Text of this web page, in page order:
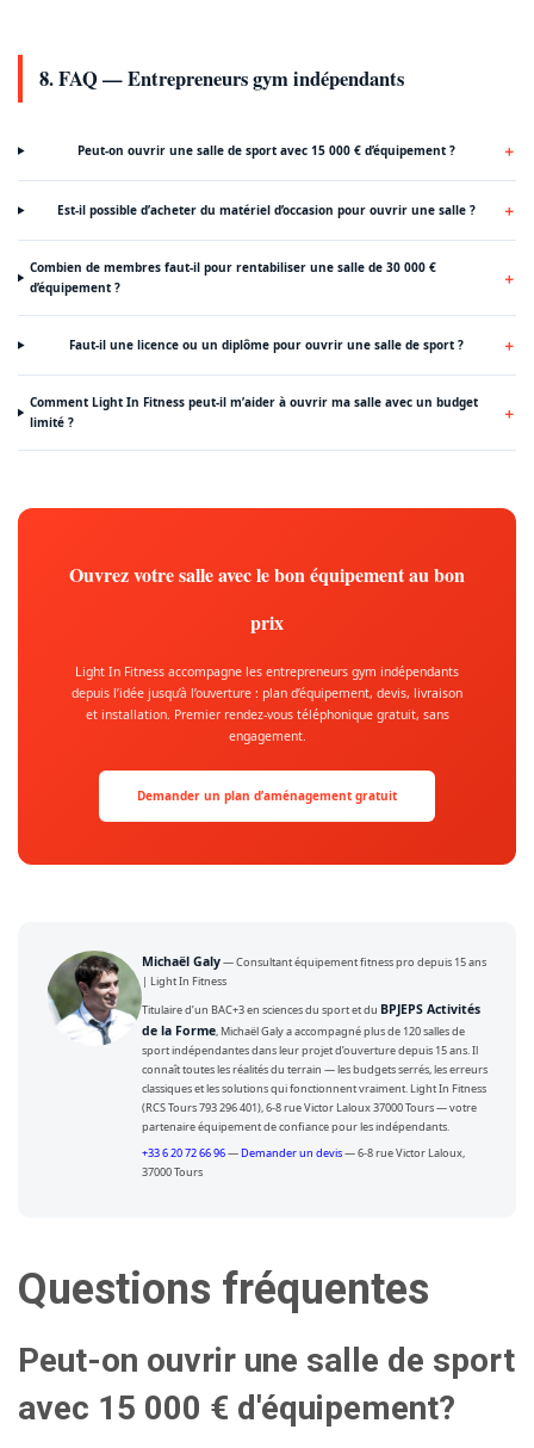
8. FAQ — Entrepreneurs gym indépendants
Peut-on ouvrir une salle de sport avec 15 000 € d’équipement ?
Est-il possible d’acheter du matériel d’occasion pour ouvrir une salle ?
Combien de membres faut-il pour rentabiliser une salle de 30 000 €
d’équipement ?
Faut-il une licence ou un diplôme pour ouvrir une salle de sport ?
Comment Light In Fitness peut-il m’aider à ouvrir ma salle avec un budget
limité ?
Ouvrez votre salle avec le bon équipement au bon
prix
Light In Fitness accompagne les entrepreneurs gym indépendants
depuis l’idée jusqu’à l’ouverture : plan d’équipement, devis, livraison
et installation. Premier rendez-vous téléphonique gratuit, sans
engagement.
Demander un plan d’aménagement gratuit
Michaël Galy— Consultant équipement fitness pro depuis 15 ans
| Light In Fitness
Titulaire d’un BAC+3 en sciences du sport et du BPJEPS Activités
de la Forme, Michaël Galy a accompagné plus de 120 salles de
sport indépendantes dans leur projet d’ouverture depuis 15 ans. Il
connaît toutes les réalités du terrain — les budgets serrés, les erreurs
classiques et les solutions qui fonctionnent vraiment. Light In Fitness
(RCS Tours 793 296 401), 6-8 rue Victor Laloux 37000 Tours — votre
partenaire équipement de confiance pour les indépendants.
+33 6 20 72 66 96—Demander un devis—6-8 rue Victor Laloux,
37000Tours
Questions fréquentes
Peut-on ouvrir une salle de sport
avec 15 000 € d'équipement?